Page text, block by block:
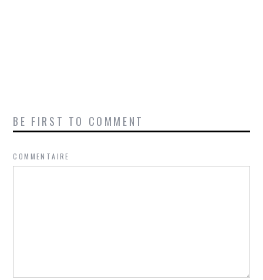
BE FIRST TO COMMENT
COMMENTAIRE